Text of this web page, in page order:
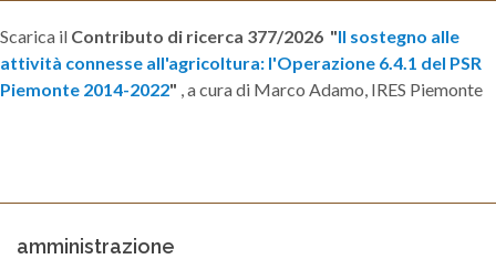
Scarica il Contributo di ricerca 377/2026 "Il sostegno alle
attività connesse all'agricoltura: l'Operazione 6.4.1 del PSR
Piemonte 2014-2022" , a cura di Marco Adamo, IRES Piemonte
amministrazione